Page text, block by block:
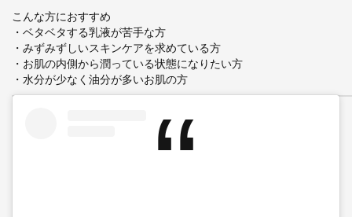
こんな方におすすめ
・ベタベタする乳液が苦手な方
・みずみずしいスキンケアを求めている方
・お肌の内側から潤っている状態になりたい方
・水分が少なく油分が多いお肌の方